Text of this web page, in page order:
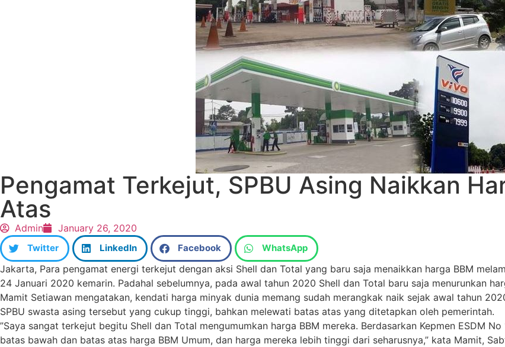
Pengamat Terkejut, SPBU Asing Naikkan
Atas
Admin January 26, 2020
Twitter LinkedIn Facebook WhatsApp
Jakarta, Para pengamat energi terkejut dengan aksi Shell dan Total yang baru saja menaikkan harga BBM
24 Januari 2020 kemarin. Padahal sebelumnya, pada awal tahun 2020 Shell dan Total baru saja menurunkan
Mamit Setiawan mengatakan, kendati harga minyak dunia memang sudah merangkak naik sejak awal tahun
SPBU swasta asing tersebut yang cukup tinggi, bahkan melewati batas atas yang ditetapkan oleh pemerintah.
”Saya sangat terkejut begitu Shell dan Total mengumumkan harga BBM mereka. Berdasarkan Kepmen ESDM
batas bawah dan batas atas harga BBM Umum, dan harga mereka lebih tinggi dari seharusnya,” kata Mamit,